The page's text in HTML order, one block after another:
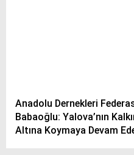
Anadolu Dernekleri
Babaoğlu: Yalova’nın
Altına Koymaya Devam